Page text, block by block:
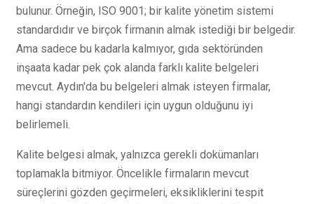
bulunur. Örneğin, ISO 9001; bir kalite yönetim sistemi
standardıdır ve birçok firmanın almak istediği bir belgedir.
Ama sadece bu kadarla kalmıyor, gıda sektöründen
inşaata kadar pek çok alanda farklı kalite belgeleri
mevcut. Aydın'da bu belgeleri almak isteyen firmalar,
hangi standardın kendileri için uygun olduğunu iyi
belirlemeli.
Kalite belgesi almak, yalnızca gerekli dokümanları
toplamakla bitmiyor. Öncelikle firmaların mevcut
süreçlerini gözden geçirmeleri, eksikliklerini tespit